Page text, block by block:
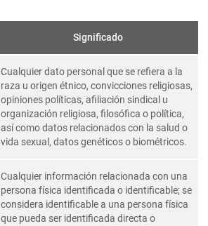
Significado
Cualquier dato personal que se refiera a la
raza u origen étnico, convicciones religiosas,
opiniones políticas, afiliación sindical u
organización religiosa, filosófica o política,
así como datos relacionados con la salud o
vida sexual, datos genéticos o biométricos.
Cualquier información relacionada con una
persona física identificada o identificable; se
considera identificable a una persona física
que pueda ser identificada directa o